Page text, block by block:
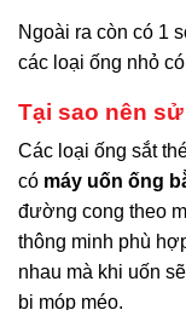
Ngoài ra còn có 1
các loại ống nhỏ
Tại sao nên
Các loại ống sắt
có máy uốn ống
đường cong theo
thông minh phù
nhau mà khi uốn
bị móp méo.